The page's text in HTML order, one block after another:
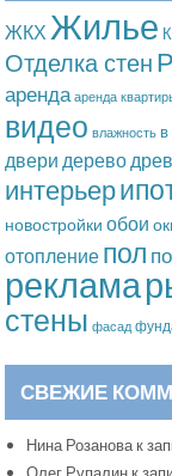
ЖКХ Жилье
Отделка стен
аренда аренда
видео влажность
двери дерево
интерьер
новостройки обои
отоплениепол
реклама
стены фасад
СВЕЖИЕ
Нина Розановак